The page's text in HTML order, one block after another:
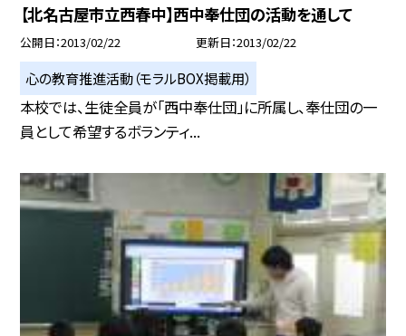
【北名古屋市立西春中】西中奉仕団の活動を通して
公開日 2013/02/22 更新日 2013/02/22
心の教育推進活動（モラルBOX掲載用）
本校では、生徒全員が「西中奉仕団」に所属し、奉仕団の一
員として希望するボランティ...